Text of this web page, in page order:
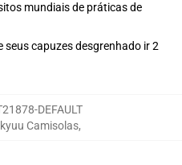
mundiais de práticas de
seus capuzes desgrenhado ir 2
DEFAULT
Camisolas,